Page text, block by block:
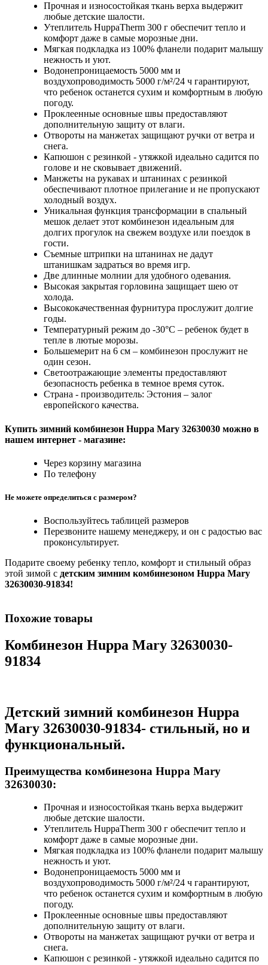
Прочная и износостойкая ткань верха выдержит
любые детские шалости.
Утеплитель HuppaTherm 300 г обеспечит тепло и
комфорт даже в самые морозные дни.
Мягкая подкладка из 100% фланели подарит малышу
нежность и уют.
Водонепроницаемость 5000 мм и
воздухопроводимость 5000 г/м²/24 ч гарантируют,
что ребенок останется сухим и комфортным в любую
погоду.
Проклеенные основные швы предоставляют
дополнительную защиту от влаги.
Отвороты на манжетах защищают ручки от ветра и
снега.
Капюшон с резинкой - утяжкой идеально садится по
голове и не сковывает движений.
Манжеты на рукавах и штанинах с резинкой
обеспечивают плотное прилегание и не пропускают
холодный воздух.
Уникальная функция трансформации в спальный
мешок делает этот комбинезон идеальным для
долгих прогулок на свежем воздухе или поездок в
гости.
Съемные штрипки на штанинах не дадут
штанишкам задраться во время игр.
Две длинные молнии для удобного одевания.
Высокая закрытая горловина защищает шею от
холода.
Высококачественная фурнитура прослужит долгие
годы.
Температурный режим до -30°C – ребенок будет в
тепле в лютые морозы.
Большемерит на 6 см – комбинезон прослужит не
один сезон.
Светоотражающие элементы предоставляют
безопасность ребенка в темное время суток.
Страна - производитель: Эстония – залог
европейского качества.
Купить зимний комбинезон Huppa Mary 32630030 можно в
нашем интернет - магазине:
Через корзину магазина
По телефону
Не можете определиться с размером?
Воспользуйтесь таблицей размеров
Перезвоните нашему менеджеру, и он с радостью вас
проконсультирует.
Подарите своему ребенку тепло, комфорт и стильный образ
этой зимой с детским зимним комбинезоном Huppa Mary
32630030-91834!
Похожие товары
Комбинезон Huppa Mary 32630030-
91834
Детский зимний комбинезон Huppa
Mary 32630030-91834- стильный, но и
функциональный.
Преимущества комбинезона Huppa Mary
32630030:
Прочная и износостойкая ткань верха выдержит
любые детские шалости.
Утеплитель HuppaTherm 300 г обеспечит тепло и
комфорт даже в самые морозные дни.
Мягкая подкладка из 100% фланели подарит малышу
нежность и уют.
Водонепроницаемость 5000 мм и
воздухопроводимость 5000 г/м²/24 ч гарантируют,
что ребенок останется сухим и комфортным в любую
погоду.
Проклеенные основные швы предоставляют
дополнительную защиту от влаги.
Отвороты на манжетах защищают ручки от ветра и
снега.
Капюшон с резинкой - утяжкой идеально садится по